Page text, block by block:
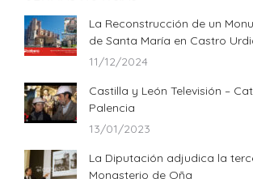
La Reconstrucción de un
de Santa María en Castro
11/12/2024
Castilla y León Televisión –
Palencia
13/01/2023
La Diputación adjudica la
Monasterio de Oña